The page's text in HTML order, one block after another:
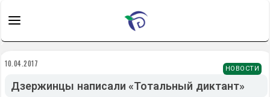
НОВОСТИ
10.04.2017
Дзержинцы написали «Тотальный диктант»